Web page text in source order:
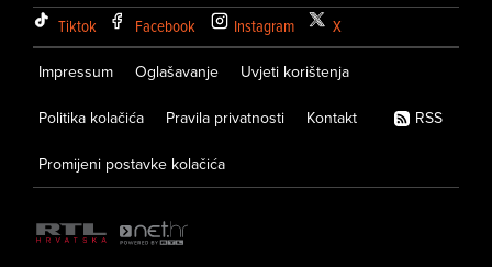
Tiktok Facebook Instagram X
Impressum Oglašavanje Uvjeti korištenja
Politika kolačića Pravila privatnosti Kontakt
Promijeni postavke kolačića
RSS